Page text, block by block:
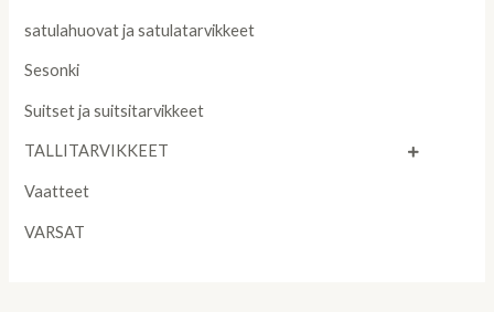
satulahuovat ja satulatarvikkeet
Sesonki
Suitset ja suitsitarvikkeet
TALLITARVIKKEET
Vaatteet
VARSAT